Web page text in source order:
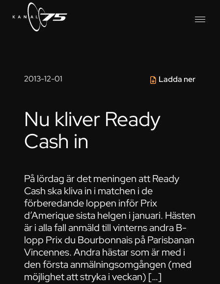
2013-12-01 Ladda ner
Nu kliver Ready
Cash in
På lördag är det meningen att Ready
Cash ska kliva in i matchen i de
förberedande loppen inför Prix
d’Amerique sista helgen i januari. Hästen
är i alla fall anmäld till vinterns andra B-
lopp Prix du Bourbonnais på Parisbanan
Vincennes. Andra hästar som är med i
den första anmälningsomgången (med
möjlighet att stryka i veckan) […]